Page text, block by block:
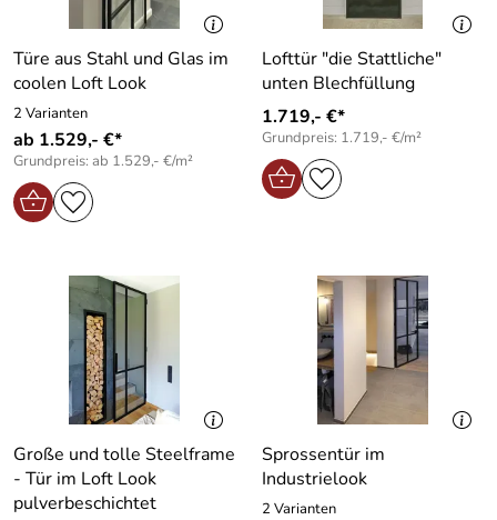
Türe aus Stahl und Glas im
coolen Loft Look
2 Varianten
ab 1.529,- €*
Grundpreis: ab 1.529,- €/m²
Lofttür "die Stattliche"
unten Blechfüllung
1.719,- €*
Grundpreis: 1.719,- €/m²
Große und tolle Steelframe
- Tür im Loft Look
pulverbeschichtet
Sprossentür im
Industrielook
2 Varianten